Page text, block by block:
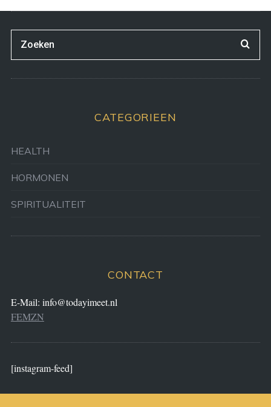
CATEGORIEEN
HEALTH
HORMONEN
SPIRITUALITEIT
CONTACT
E-Mail: info@todayimeet.nl
FEMZN
[instagram-feed]